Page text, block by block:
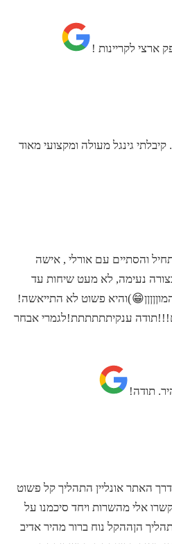
ארצי לקריינות !
גינגל מעולה ומקצועי מאוד
והסתיים עם אורלי , אישה
נעימה, לא מעט שיחות עד
פשוט לא התייאשה!
ענקיתתתתתת!לגמרי אבחר
תודה!
דרך האתר אונליין התהליך קל פשוט
אלי מהשרות ויחד סיכמנו על
הןההקל נוח ברור מהיר אדיב